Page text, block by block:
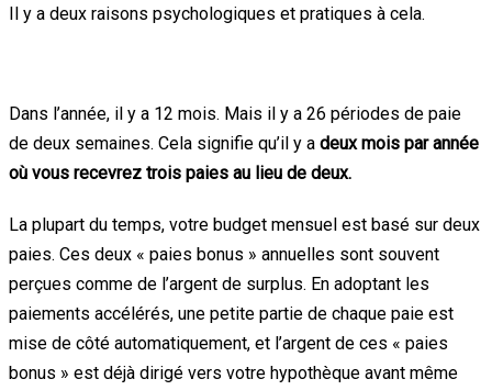
Il y a deux raisons psychologiques et pratiques à cela.
Dans l’année, il y a 12 mois. Mais il y a 26 périodes de paie
de deux semaines. Cela signifie qu’il y a deux mois par année
où vous recevrez trois paies au lieu de deux.
La plupart du temps, votre budget mensuel est basé sur deux
paies. Ces deux « paies bonus » annuelles sont souvent
perçues comme de l’argent de surplus. En adoptant les
paiements accélérés, une petite partie de chaque paie est
mise de côté automatiquement, et l’argent de ces « paies
bonus » est déjà dirigé vers votre hypothèque avant même